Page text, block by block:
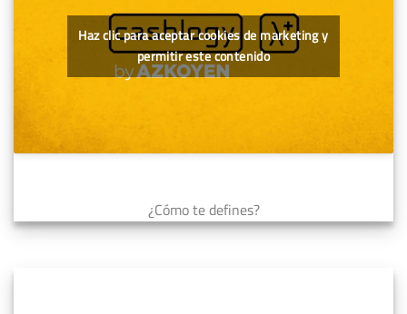
Haz clic para aceptar cookies de marketing y
permitir este contenido
¿Cómo te defines?